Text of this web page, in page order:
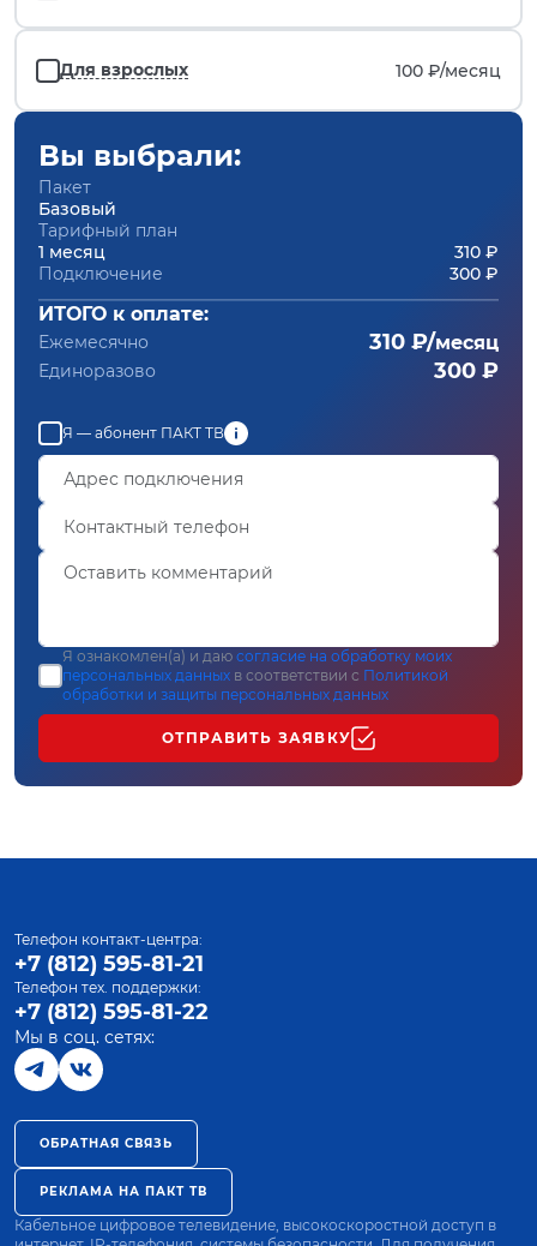
Для взрослых 100 ₽/месяц
Вы выбрали:
Пакет
Базовый
Тарифный план
1 месяц
310 ₽
Подключение
300 ₽
ИТОГО к оплате:
Ежемесячно 310 ₽/месяц
Единоразово 300 ₽
Я — абонент ПАКТ ТВ
Я ознакомлен(а) и даю согласие на обработку моих
персональных данных в соответствии с Политикой
обработки и защиты персональных данных
ОТПРАВИТЬ ЗАЯВКУ
Телефон контакт-центра:
+7 (812) 595-81-21
Телефон тех. поддержки:
+7 (812) 595-81-22
Мы в соц. сетях:
ОБРАТНАЯ СВЯЗЬ
РЕКЛАМА НА ПАКТ ТВ
Кабельное цифровое телевидение, высокоскоростной доступ в